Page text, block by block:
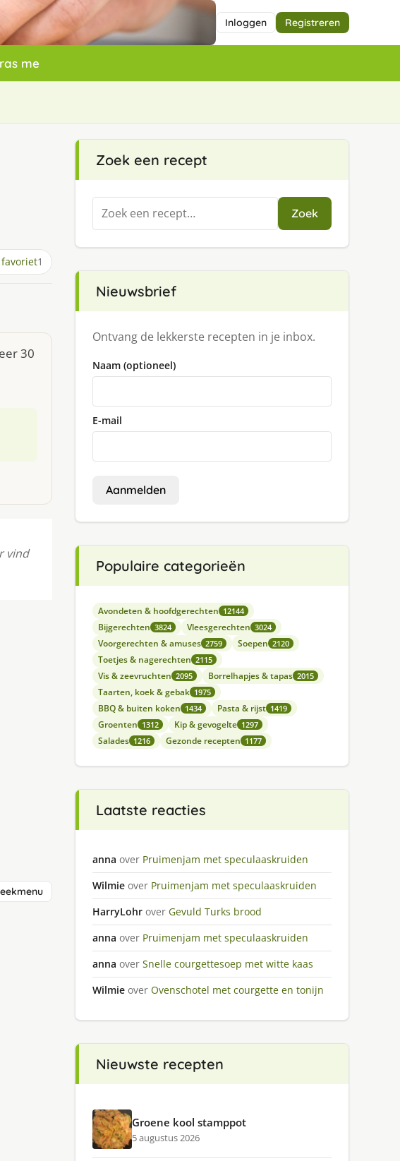
Inloggen Registreren
me
1
30
vind
Zoek een recept
Zoeken
naar:
Zoek
Nieuwsbrief
Ontvang de lekkerste recepten in je inbox.
Naam (optioneel)
E-mail
Aanmelden
Populaire categorieën
Avondeten & hoofdgerechten 12144
Bijgerechten 3824 Vleesgerechten 3024
Voorgerechten & amuses 2759 Soepen 2120
Toetjes & nagerechten 2115
Vis & zeevruchten 2095 Borrelhapjes & tapas 2015
Taarten, koek & gebak 1975
BBQ & buiten koken 1434 Pasta & rijst 1419
Groenten 1312 Kip & gevogelte 1297
Salades 1216 Gezonde recepten 1177
Laatste reacties
anna over Pruimenjam met speculaaskruiden
Wilmie over Pruimenjam met speculaaskruiden
HarryLohr over Gevuld Turks brood
anna over Pruimenjam met speculaaskruiden
anna over Snelle courgettesoep met witte kaas
Wilmie over Ovenschotel met courgette en tonijn
Nieuwste recepten
Groene kool stamppot
5 augustus 2026